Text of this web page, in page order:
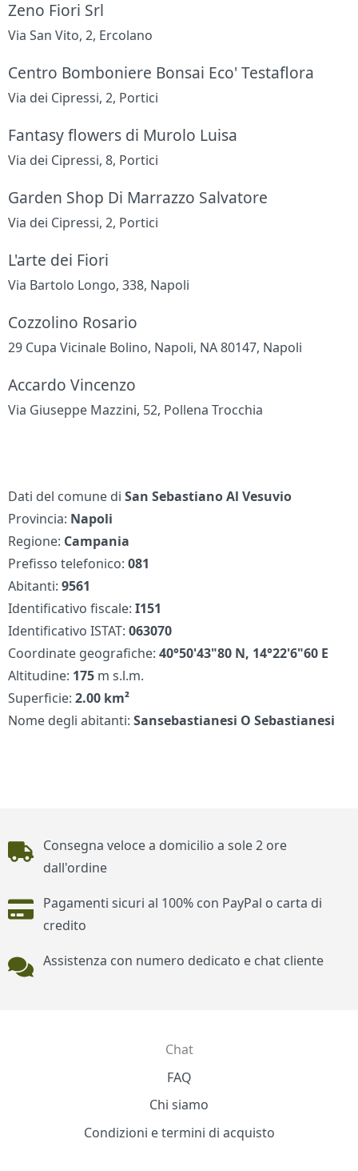
Zeno Fiori Srl
Via San Vito, 2, Ercolano
Centro Bomboniere Bonsai Eco' Testaflora
Via dei Cipressi, 2, Portici
Fantasy flowers di Murolo Luisa
Via dei Cipressi, 8, Portici
Garden Shop Di Marrazzo Salvatore
Via dei Cipressi, 2, Portici
L'arte dei Fiori
Via Bartolo Longo, 338, Napoli
Cozzolino Rosario
29 Cupa Vicinale Bolino, Napoli, NA 80147, Napoli
Accardo Vincenzo
Via Giuseppe Mazzini, 52, Pollena Trocchia
Dati del comune diSan Sebastiano Al Vesuvio
Provincia: Napoli
Regione: Campania
Prefisso telefonico:081
Abitanti:9561
Identificativo fiscale:I151
Identificativo ISTAT:063070
Coordinate geografiche:40°50'43"80 N, 14°22'6"60 E
Altitudine: 175 m s.l.m.
Superficie:2.00 km²
Nome degli abitanti:Sansebastianesi O Sebastianesi
Piè di pagina
Consegna veloce a domicilio a sole 2 ore
dall'ordine
Pagamenti sicuri al 100% con PayPal o carta di
credito
Assistenza con numero dedicato e chat cliente
Chat
FAQ
Chi siamo
Condizioni e termini di acquisto